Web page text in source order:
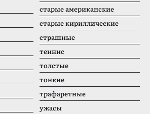
старые американские
старые кириллические
страшные
теннис
толстые
тонкие
трафаретные
ужасы